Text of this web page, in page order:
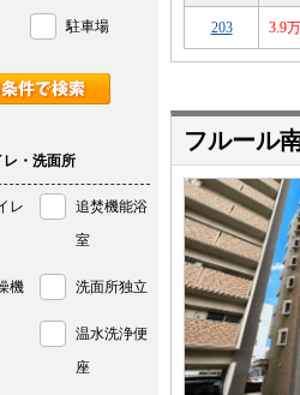
203 3.9
フルール
駐車場
・洗面所
レ
追焚機能浴
室
機 洗面所独立
温水洗浄便
座